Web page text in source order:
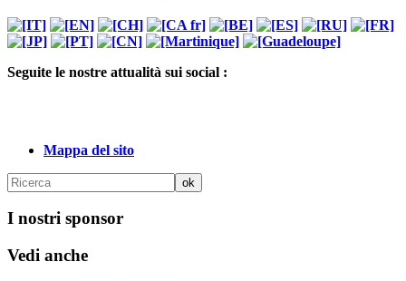
Seguite le nostre attualità sui social :
Mappa del sito
I nostri sponsor
Vedi anche